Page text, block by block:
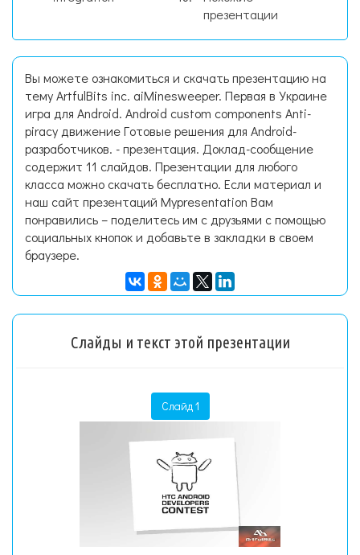
презентации
Вы можете ознакомиться и скачать презентацию на
тему ArtfulBits inc. aiMinesweeper. Первая в Украине
игра для Android. Android custom components Anti-
piracy движение Готовые решения для Android-
разработчиков. - презентация. Доклад-сообщение
содержит 11 слайдов. Презентации для любого
класса можно скачать бесплатно. Если материал и
наш сайт презентаций Mypresentation Вам
понравились – поделитесь им с друзьями с помощью
социальных кнопок и добавьте в закладки в своем
браузере.
Слайды и текст этой презентации
Слайд 1